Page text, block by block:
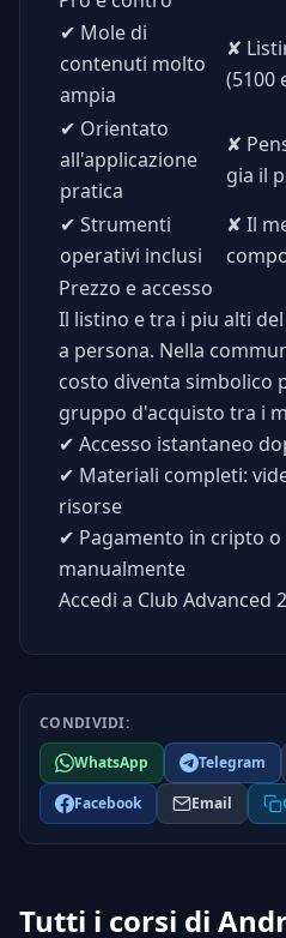
✔ Mole di
contenuti molto
ampia
✘
(5100
✔ Orientato
all'applicazione
pratica
✘
gia il
✔ Strumenti
operativi inclusi
✘ Il
Prezzo e accesso
Il listino e tra i piu alti
a persona. Nella
costo diventa simbolico
gruppo d'acquisto tra i
✔ Accesso istantaneo
✔ Materiali completi:
risorse
✔ Pagamento in cripto o
manualmente
Accedi a Club Advanced
CONDIVIDI:
WhatsApp
Telegram
Facebook
Email
Tutti i corsi di